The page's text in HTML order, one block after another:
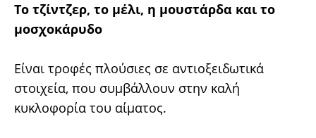
Tο τζίντζερ, το μέλι, η μουστάρδα και το
μοσχοκάρυδο
Είναι τροφές πλούσιες σε αντιοξειδωτικά
στοιχεία, που συμβάλλουν στην καλή
κυκλοφορία του αίματος.